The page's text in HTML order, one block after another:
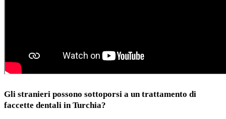
Gli stranieri possono sottoporsi a un trattamento di
faccette dentali in Turchia?